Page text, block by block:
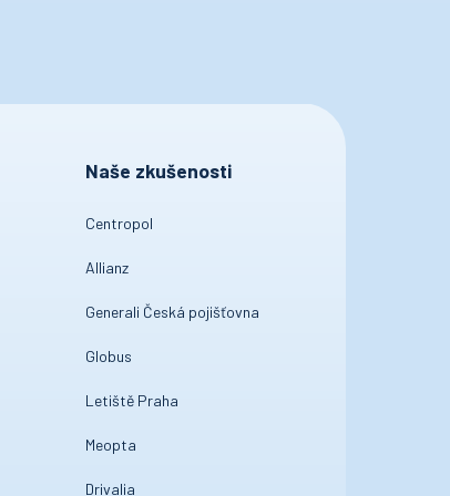
Naše zkušenosti
Centropol
Allianz
Generali Česká pojišťovna
Globus
Letiště Praha
Meopta
Drivalia